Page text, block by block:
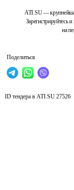
ATI.SU —
Зарегистрируйтесь
на
Поделиться
ID тендера в ATI.SU 27526